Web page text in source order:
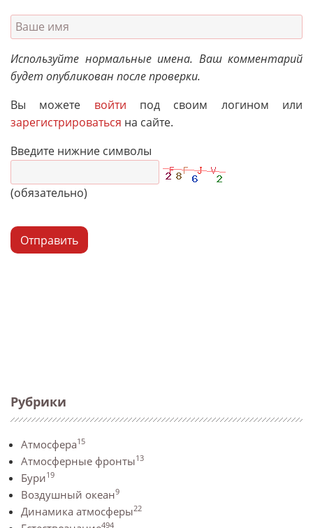
Рубрики
Атмосфера15
Атмосферные фронты13
Бури19
Воздушный океан9
Динамика атмосферы22
494
Используйте нормальные имена. Ваш комментарий
будет опубликован после проверки.
Вы можете войти под своим логином или
зарегистрироваться на сайте.
Введите нижние символы
(обязательно)
Отправить